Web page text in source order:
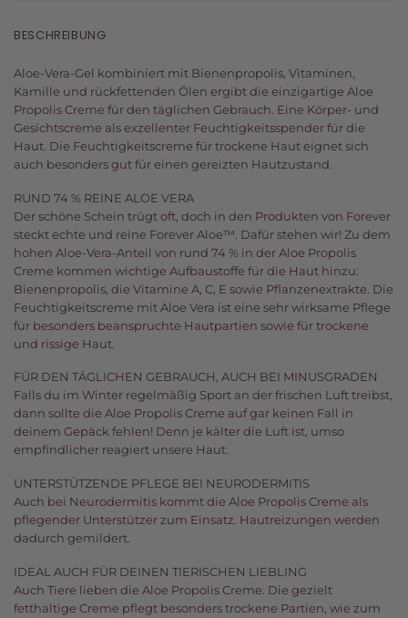
BESCHREIBUNG
Aloe-Vera-Gel kombiniert mit Bienenpropolis, Vitaminen,
Kamille und rückfettenden Ölen ergibt die einzigartige Aloe
Propolis Creme für den täglichen Gebrauch. Eine Körper- und
Gesichtscreme als exzellenter Feuchtigkeitsspender für die
Haut. Die Feuchtigkeitscreme für trockene Haut eignet sich
auch besonders gut für einen gereizten Hautzustand.
RUND 74 % REINE ALOE VERA
Der schöne Schein trügt oft, doch in den Produkten von Forever
steckt echte und reine Forever Aloe™. Dafür stehen wir! Zu dem
hohen Aloe-Vera-Anteil von rund 74 % in der Aloe Propolis
Creme kommen wichtige Aufbaustoffe für die Haut hinzu:
Bienenpropolis, die Vitamine A, C, E sowie Pflanzenextrakte. Die
Feuchtigkeitscreme mit Aloe Vera ist eine sehr wirksame Pflege
für besonders beanspruchte Hautpartien sowie für trockene
und rissige Haut.
FÜR DEN TÄGLICHEN GEBRAUCH, AUCH BEI MINUSGRADEN
Falls du im Winter regelmäßig Sport an der frischen Luft treibst,
dann sollte die Aloe Propolis Creme auf gar keinen Fall in
deinem Gepäck fehlen! Denn je kälter die Luft ist, umso
empfindlicher reagiert unsere Haut.
UNTERSTÜTZENDE PFLEGE BEI NEURODERMITIS
Auch bei Neurodermitis kommt die Aloe Propolis Creme als
pflegender Unterstützer zum Einsatz. Hautreizungen werden
dadurch gemildert.
IDEAL AUCH FÜR DEINEN TIERISCHEN LIEBLING
Auch Tiere lieben die Aloe Propolis Creme. Die gezielt
fetthaltige Creme pflegt besonders trockene Partien, wie zum